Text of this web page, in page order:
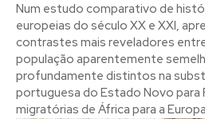
Num estudo comparativo de
europeias do século XX e XXI,
contrastes mais reveladores
população aparentemente
profundamente distintos na
portuguesa do Estado Novo para
migratórias de África para a